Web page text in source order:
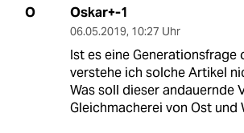
O Oskar+-1
06.05.2019, 10:27 Uhr
Ist es eine Generationsfrage
verstehe ich solche Artikel
Was soll dieser andauernde
Gleichmacherei von Ost und